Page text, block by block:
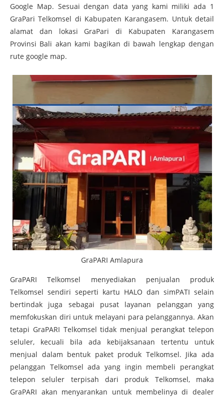
Google Map. Sesuai dengan data yang kami miliki ada 1
GraPari Telkomsel di Kabupaten Karangasem. Untuk detail
alamat dan lokasi GraParidi Kabupaten Karangasem
Provinsi Bali akan kami bagikan di bawah lengkap dengan
rute google map.
GraPARI Amlapura
GraPARI Telkomsel menyediakan penjualan produk
Telkomsel sendiri seperti kartu HALO dan simPATI selain
bertindak juga sebagai pusat layanan pelanggan yang
memfokuskan diri untuk melayani para pelanggannya. Akan
tetapi GraPARI Telkomsel tidak menjual perangkat telepon
seluler, kecuali bila ada kebijaksanaan tertentu untuk
menjual dalam bentuk paket produk Telkomsel. Jika ada
pelanggan Telkomsel ada yang ingin membeli perangkat
telepon seluler terpisah dari produk Telkomsel, maka
GraPARI akan menyarankan untuk membelinya di dealer